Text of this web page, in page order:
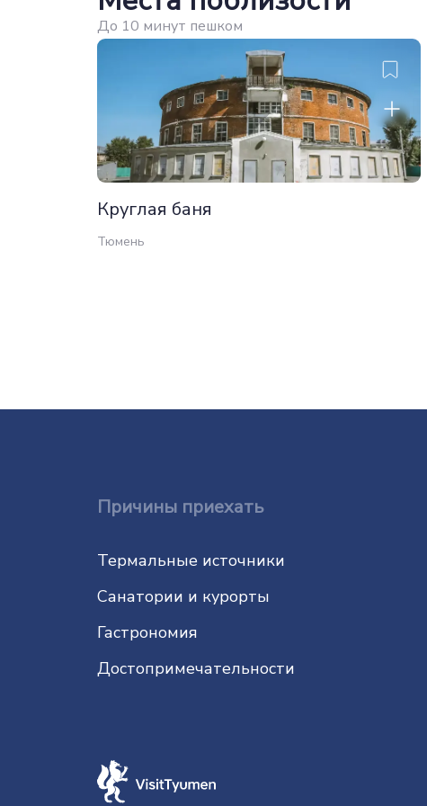
До 10 минут пешком
Круглая баня
Тюмень
Причины приехать
Термальные источники
Санатории и курорты
Гастрономия
До­сто­при­ме­ча­тель­нос­ти